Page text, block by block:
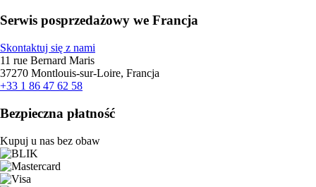
Serwis posprzedażowy we Francja
Skontaktuj się z nami
11 rue Bernard Maris
37270 Montlouis-sur-Loire, Francja
+33 1 86 47 62 58
Bezpieczna płatność
Kupuj u nas bez obaw